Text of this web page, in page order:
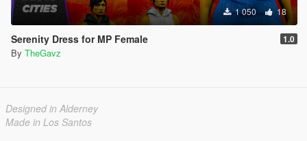
1 050 18
Serenity Dress for MP Female 1.0
By TheGavz
Designed in Alderney
Made in Los Santos